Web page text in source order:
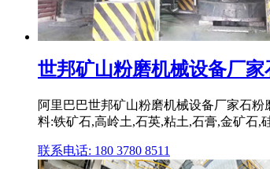
世邦矿山粉磨机械设备厂
阿里巴巴世邦矿山粉磨机械设备厂家石
料:铁矿石,高岭土,石英,粘土,石膏,金矿石,
联系电话: 180 3780 8511